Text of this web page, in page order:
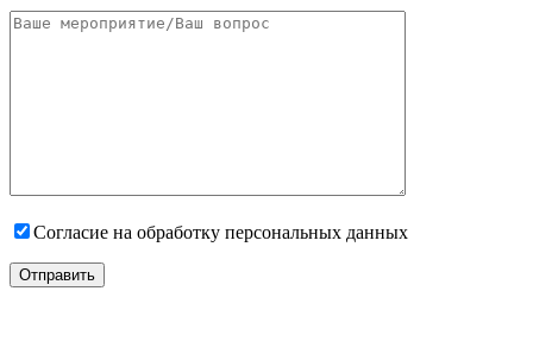
Согласие на обработку персональных данных